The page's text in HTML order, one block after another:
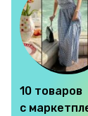
10 товаров
с